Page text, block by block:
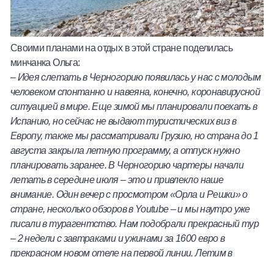
Своими планами на отдых в этой стране поделилась
минчанка Ольга:
–Идея слетать в Черногорию появилась у нас с молодым
человеком спонтанно и навеяна, конечно, коронавирусной
ситуацией в мире. Еще зимой мы планировали поехать в
Испанию, но сейчас не выдают туристических виз в
Европу, также мы рассматривали Грузию, но страна до 1
августа закрыла летную программу, а отпуск нужно
планировать заранее. В Черногорию чартеры начали
летать в середине июля – это и привлекло наше
внимание. Один вечер с просмотром «Орла и Решки» о
стране, несколько обзоров в Youtube–и мы наутро уже
писали в турагентство. Нам подобрали прекрасный тур
– 2 недели с завтраками и ужинами за 1600 евро в
прекрасном новом отеле на первой линии. Летим в